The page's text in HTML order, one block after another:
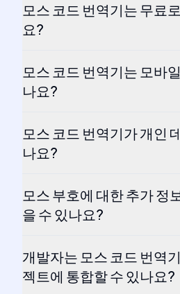
모스 코드 번역기는 무료
요?
모스 코드 번역기는 모바
나요?
모스 코드 번역기가 개인
나요?
모스 부호에 대한 추가 정
을 수 있나요?
개발자는 모스 코드 번역
젝트에 통합할 수 있나요?